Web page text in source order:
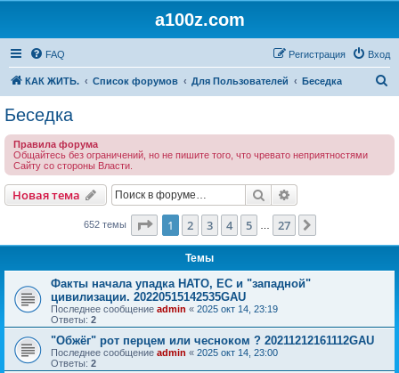
a100z.com
FAQ Вход
Регистрация
КАК ЖИТЬ. Список форумов Для Пользователей Беседка
Беседка
Правила форума
Общайтесь без ограничений, но не пишите того, что чревато неприятностями
Сайту со стороны Власти.
Новая тема Поиск
652 темы Страница из 27
1 2 3 4 5 27
Темы
Факты начала упадка НАТО, ЕС и "западной"
цивилизации. 20220515142535GAU
Последнее сообщение admin « 2025 окт 14, 23:19
Ответы: 2
"Обжёг" рот перцем или чесноком ? 20211212161112GAU
Последнее сообщение admin « 2025 окт 14, 23:00
Ответы: 2